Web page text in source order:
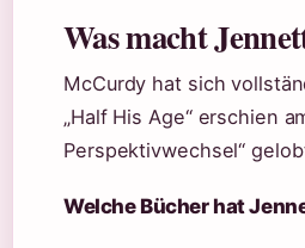
Was macht
McCurdy hat sich
„Half His Age“ erschien
Perspektivwechsel“
Welche Bücher hat